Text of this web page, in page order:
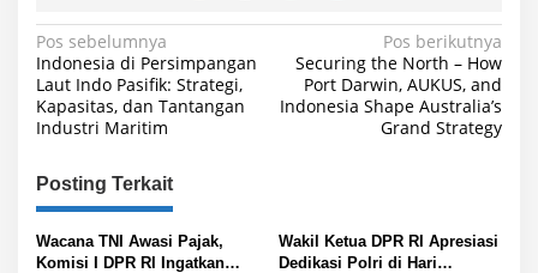
N
a
v
g
a
s
Pos sebelumnya
Indonesia di Persimpangan
Laut Indo Pasifik: Strategi,
Kapasitas, dan Tantangan
Industri Maritim
Pos berikutnya
Securing the North – How
Port Darwin, AUKUS, and
Indonesia Shape Australia’s
Grand Strategy
Posting Terkait
Wacana TNI Awasi Pajak,
Komisi I DPR RI Ingatkan
Wakil Ketua DPR RI Apresiasi
Dedikasi Polri di Hari